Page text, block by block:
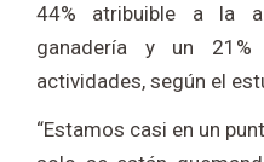
44% atribuible a la
ganadería y un
actividades, según el
“Estamos casi en un